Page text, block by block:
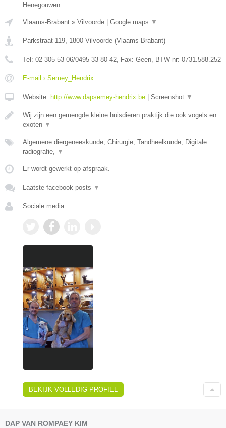
Henegouwen.
Vlaams-Brabant » Vilvoorde | Google maps ▼
Parkstraat 119 1800 Vilvoorde (Vlaams-Brabant)
Tel: 02 305 53 06/0495 33 80 42 , Fax: Geen , BTW-nr: 0731.588.252
E-mail › Semey_Hendrix
Website: http://www.dapsemey-hendrix.be | Screenshot ▼
Wij zijn een gemengde kleine huisdieren praktijk die ook vogels en
exoten ▼
Algemene diergeneeskunde, Chirurgie, Tandheelkunde, Digitale
radiografie,
▼
Er wordt gewerkt op afspraak.
Laatste facebook posts ▼
Sociale media:
BEKIJK VOLLEDIG PROFIEL
DAP VAN ROMPAEY KIM